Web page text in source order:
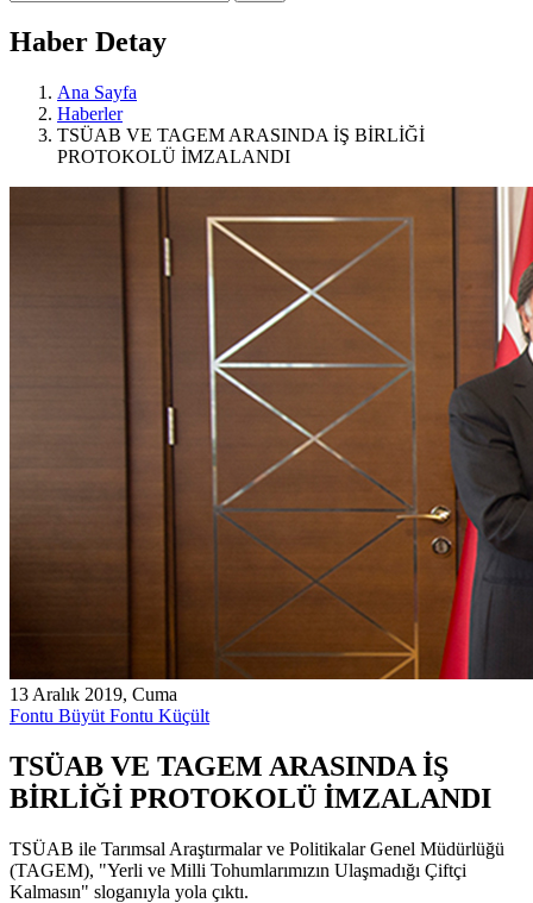
Haber Detay
Ana Sayfa
Haberler
TSÜAB VE TAGEM ARASINDA İŞ BİRLİĞİ
PROTOKOLÜ İMZALANDI
13 Aralık 2019, Cuma
Fontu Büyüt Fontu Küçült
TSÜAB VE TAGEM ARASINDA İŞ
BİRLİĞİ PROTOKOLÜ İMZALANDI
TSÜAB ile Tarımsal Araştırmalar ve Politikalar Genel Müdürlüğü
(TAGEM), "Yerli ve Milli Tohumlarımızın Ulaşmadığı Çiftçi
Kalmasın" sloganıyla yola çıktı.